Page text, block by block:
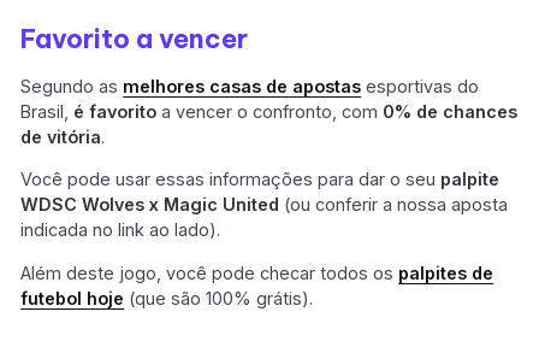
Favorito a vencer
Segundo as melhores casas de apostas esportivas do
Brasil, é favorito a vencer o confronto, com 0% de chances
de vitória.
Você pode usar essas informações para dar o seu palpite
WDSC Wolves x Magic United (ou conferir a nossa aposta
indicada no link ao lado).
Além deste jogo, você pode checar todos os palpites de
futebol hoje (que são 100% grátis).